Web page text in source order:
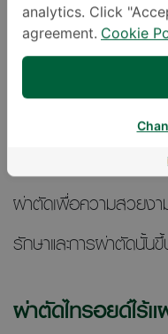
ลงเอยด้วยการผ่าตัดเ
ปัญหาเดียวกัน คือ รับ
หากปล่อยทิ้งไว้นาน ก้
ได้ ถึงแม้จะเป็นเปอร์
ผ่าตัดเพื่อความสวยง
รักษาและการผ่าตัดนั้
ผ่าตัดไทรอยด์ไร้
analytics. Click
agreement. Cookie